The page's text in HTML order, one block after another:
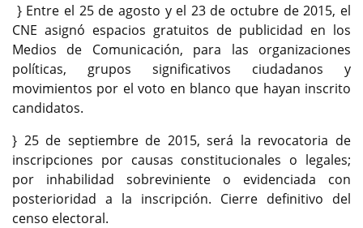
} Entre el 25 de agosto y el 23 de octubre de 2015, el
CNE asignó espacios gratuitos de publicidad en los
Medios de Comunicación, para las organizaciones
políticas, grupos significativos ciudadanos y
movimientos por el voto en blanco que hayan inscrito
candidatos.
} 25 de septiembre de 2015, será la revocatoria de
inscripciones por causas constitucionales o legales;
por inhabilidad sobreviniente o evidenciada con
posterioridad a la inscripción. Cierre definitivo del
censo electoral.